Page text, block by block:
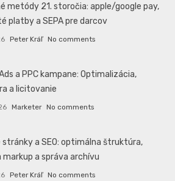
metódy 21. storočia: apple/google pay,
platby a SEPA pre darcov
Peter Kráľ No comments
a PPC kampane: Optimalizácia,
a licitovanie
Marketer No comments
stránky a SEO: optimálna štruktúra,
markup a správa archívu
Peter Kráľ No comments